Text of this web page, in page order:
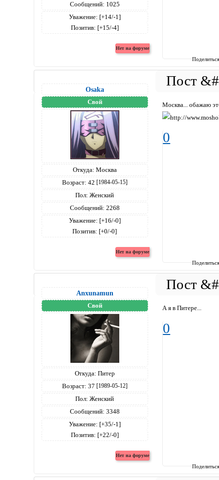
Сообщений: 1025
Уважение: [+14/-1]
Позитив: [+15/-4]
Osaka
Свой
Откуда: Москва
Возраст: 42 [1984-05-15]
Пол: Женский
Сообщений: 2268
Уважение: [+16/-0]
Позитив: [+0/-0]
Москва... обажаю
0
Anxunamun
Свой
Откуда: Питер
Возраст: 37 [1989-05-12]
Пол: Женский
Сообщений: 3348
Уважение: [+35/-1]
Позитив: [+22/-0]
А я в Питере...
0